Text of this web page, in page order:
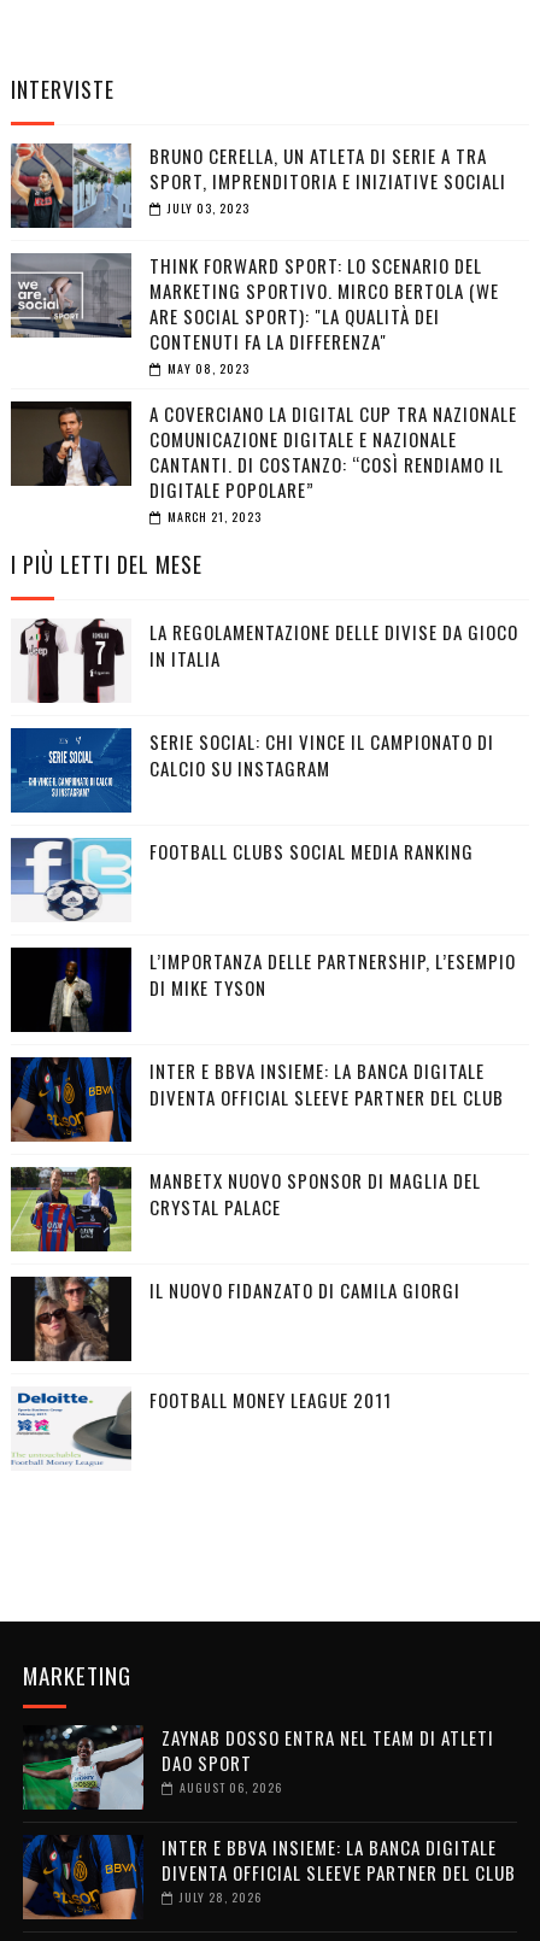
INTERVISTE
BRUNO CERELLA, UN ATLETA DI SERIE A TRA
SPORT, IMPRENDITORIA E INIZIATIVE SOCIALI
JULY 03, 2023
THINK FORWARD SPORT: LO SCENARIO DEL
MARKETING SPORTIVO. MIRCO BERTOLA (WE
ARE SOCIAL SPORT): "LA QUALITÀ DEI
CONTENUTI FA LA DIFFERENZA"
MAY 08, 2023
A COVERCIANO LA DIGITAL CUP TRA NAZIONALE
COMUNICAZIONE DIGITALE E NAZIONALE
CANTANTI. DI COSTANZO: “COSÌ RENDIAMO IL
DIGITALE POPOLARE”
MARCH 21, 2023
I PIÙ LETTI DEL MESE
LA REGOLAMENTAZIONE DELLE DIVISE DA GIOCO
IN ITALIA
SERIE SOCIAL: CHI VINCE IL CAMPIONATO DI
CALCIO SU INSTAGRAM
FOOTBALL CLUBS SOCIAL MEDIA RANKING
L’IMPORTANZA DELLE PARTNERSHIP, L’ESEMPIO
DI MIKE TYSON
INTER E BBVA INSIEME: LA BANCA DIGITALE
DIVENTA OFFICIAL SLEEVE PARTNER DEL CLUB
MANBETX NUOVO SPONSOR DI MAGLIA DEL
CRYSTAL PALACE
IL NUOVO FIDANZATO DI CAMILA GIORGI
FOOTBALL MONEY LEAGUE 2011
MARKETING
ZAYNAB DOSSO ENTRA NEL TEAM DI ATLETI
DAO SPORT
AUGUST 06, 2026
INTER E BBVA INSIEME: LA BANCA DIGITALE
DIVENTA OFFICIAL SLEEVE PARTNER DEL CLUB
JULY 28, 2026